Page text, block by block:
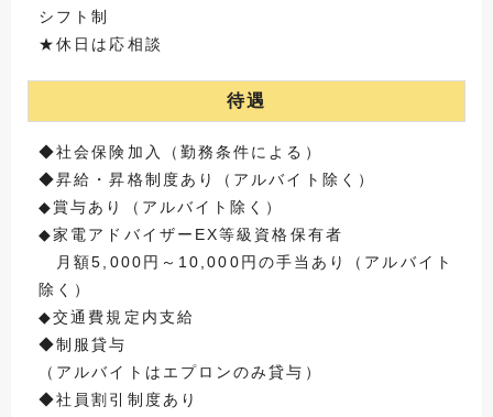
シフト制
★休日は応相談
待遇
◆社会保険加入（勤務条件による）
◆昇給・昇格制度あり（アルバイト除く）
◆賞与あり（アルバイト除く）
◆家電アドバイザーEX等級資格保有者
月額5,000円～10,000円の手当あり（アルバイト
除く）
◆交通費規定内支給
◆制服貸与
（アルバイトはエプロンのみ貸与）
◆社員割引制度あり